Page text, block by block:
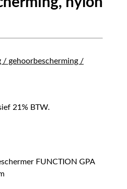
/ gehoorbescherming /
21% BTW.
FUNCTION GPA